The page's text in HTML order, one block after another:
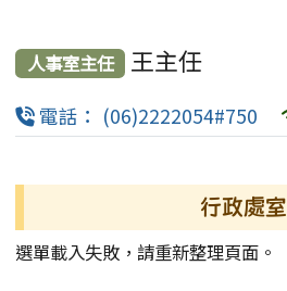
人事室主任 王主任
電話： (06)2222054#750
行政處室
選單載入失敗，請重新整理頁面。